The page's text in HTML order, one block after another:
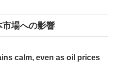
場への影響
calm, even as oil prices